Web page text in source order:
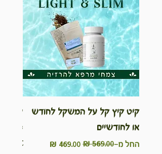
קיט קיץ קל על המשקל לחודש
או לחודשיים
החל מ-
מחיר רגיל
מחיר מבצע
ערכת
Kit